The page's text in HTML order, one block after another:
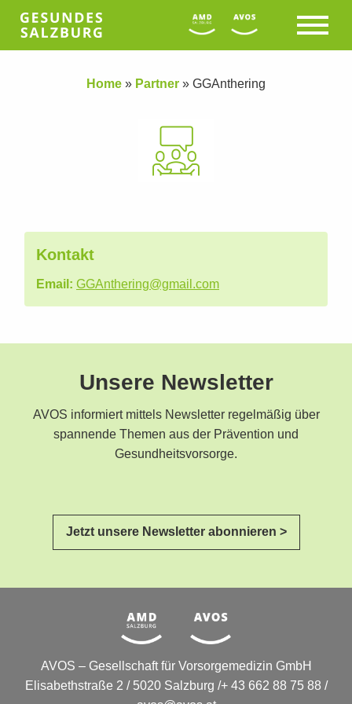
Home » Partner » GGAnthering
Kontakt
Email: GGAnthering@gmail.com
Unsere Newsletter
AVOS informiert mittels Newsletter regelmäßig über
spannende Themen aus der Prävention und
Gesundheitsvorsorge.
Jetzt unsere Newsletter abonnieren >
AVOS – Gesellschaft für Vorsorgemedizin GmbH
Elisabethstraße 2 / 5020 Salzburg /+ 43 662 88 75 88 /